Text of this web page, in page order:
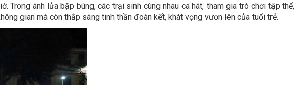
Trong ánh lửa bập bùng, các trại sinh cùng nhau ca hát, tham gia trò chơi tập thể,
gian mà còn thắp sáng tinh thần đoàn kết, khát vọng vươn lên của tuổi trẻ.